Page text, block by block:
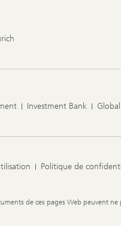
Investment Bank
Politique de
de ces pages Web peuvent